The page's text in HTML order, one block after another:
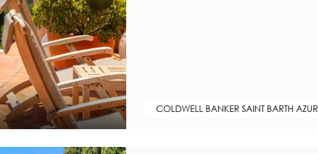
COLDWELL BANKER SAINT BARTH AZUR